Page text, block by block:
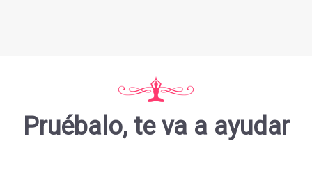
Pruébalo, te va a ayudar